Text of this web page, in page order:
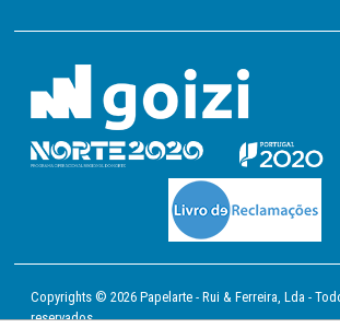
Copyrights © 2026 Papelarte - Rui & Ferreira, Lda -
reservados